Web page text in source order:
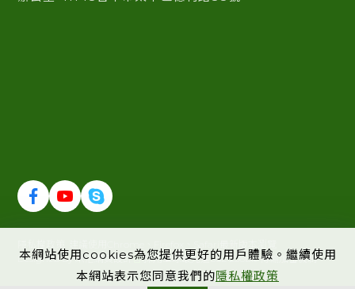
本網站使用cookies為您提供更好的用戶體驗。繼續使用
本網站表示您同意我們的隱私權政策
Designed by 米洛網頁設計 採用全球最先進SSL 256bit 傳輸加密機制